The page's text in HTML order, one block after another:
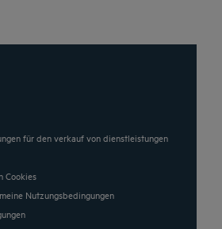
für den verkauf von dienstleistungen
Cookies
Nutzungsbedingungen